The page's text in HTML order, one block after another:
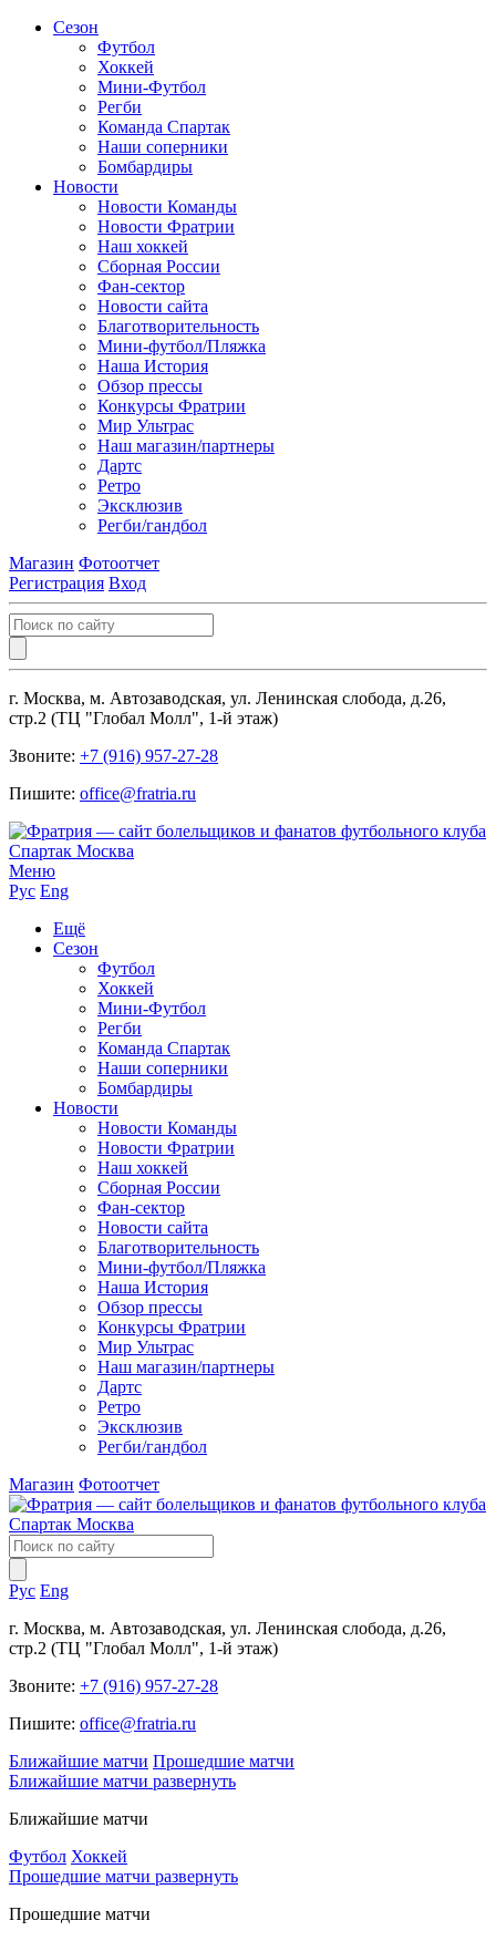
Сезон
Футбол
Хоккей
Мини-Футбол
Регби
Команда Спартак
Наши соперники
Бомбардиры
Новости
Новости Команды
Новости Фратрии
Наш хоккей
Сборная России
Фан-cектор
Новости сайта
Благотворительность
Мини-футбол/Пляжка
Наша История
Обзор прессы
Конкурсы Фратрии
Мир Ультрас
Наш магазин/партнеры
Дартс
Ретро
Эксклюзив
Регби/гандбол
Магазин Фотоотчет
Регистрация Вход
г. Москва, м. Автозаводская, ул. Ленинская слобода, д.26,
стр.2 (ТЦ "Глобал Молл", 1-й этаж)
Звоните: +7 (916) 957-27-28
Пишите: office@fratria.ru
Меню
Рус Eng
Ещё
Сезон
Футбол
Хоккей
Мини-Футбол
Регби
Команда Спартак
Наши соперники
Бомбардиры
Новости
Новости Команды
Новости Фратрии
Наш хоккей
Сборная России
Фан-cектор
Новости сайта
Благотворительность
Мини-футбол/Пляжка
Наша История
Обзор прессы
Конкурсы Фратрии
Мир Ультрас
Наш магазин/партнеры
Дартс
Ретро
Эксклюзив
Регби/гандбол
Магазин Фотоотчет
Рус Eng
г. Москва, м. Автозаводская, ул. Ленинская слобода, д.26,
стр.2 (ТЦ "Глобал Молл", 1-й этаж)
Звоните: +7 (916) 957-27-28
Пишите: office@fratria.ru
Ближайшие матчи Прошедшие матчи
Ближайшие матчи развернуть
Ближайшие матчи
Футбол Хоккей
Прошедшие матчи развернуть
Прошедшие матчи